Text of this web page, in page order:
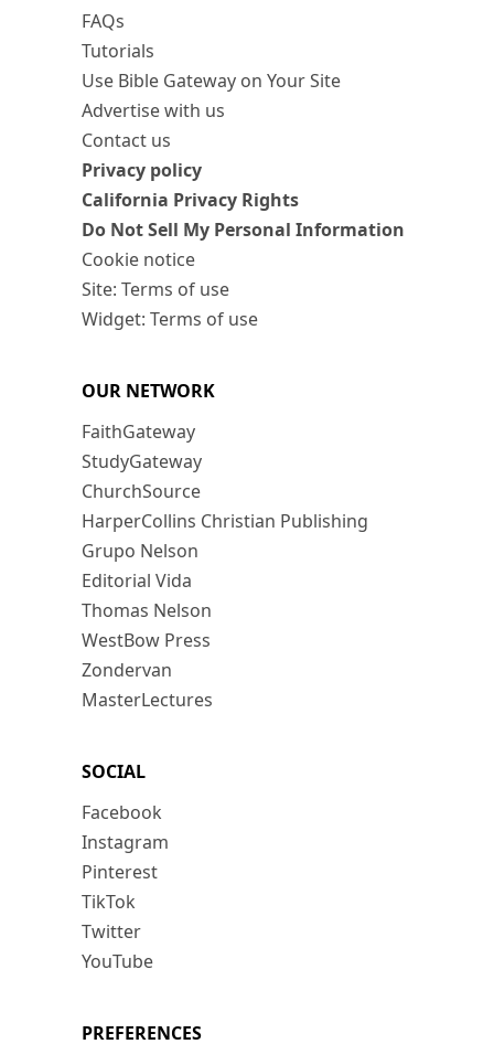
FAQs
Tutorials
Use Bible Gateway on Your Site
Advertise with us
Contact us
Privacy policy
California Privacy Rights
Do Not Sell My Personal Information
Cookie notice
Site: Terms of use
Widget: Terms of use
OUR NETWORK
FaithGateway
StudyGateway
ChurchSource
HarperCollins Christian Publishing
Grupo Nelson
Editorial Vida
Thomas Nelson
WestBow Press
Zondervan
MasterLectures
SOCIAL
Facebook
Instagram
Pinterest
TikTok
Twitter
YouTube
PREFERENCES